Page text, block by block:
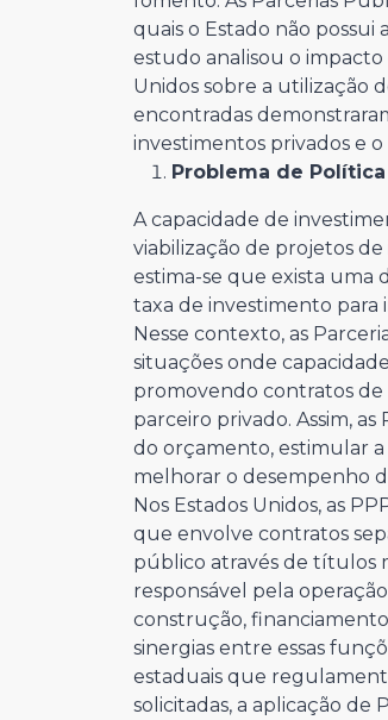
quais o Estado não possui
estudo analisou o impacto
Unidos sobre a utilização
encontradas
investimentos privados e
Problema de Política
A capacidade de
viabilização de projetos
estima-se que exista uma
taxa de investimento para
Nesse contexto, as
situações onde
promovendo contratos
parceiro privado. Assim,
do orçamento, estimular a
melhorar o desempenho
Nos Estados Unidos, as
que envolve contratos
público através de títulos
responsável pela
construção,
sinergias entre essas
estaduais que
solicitadas, a aplicação de